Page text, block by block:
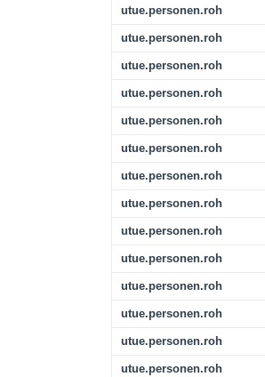
utue.personen.roh
utue.personen.roh
utue.personen.roh
utue.personen.roh
utue.personen.roh
utue.personen.roh
utue.personen.roh
utue.personen.roh
utue.personen.roh
utue.personen.roh
utue.personen.roh
utue.personen.roh
utue.personen.roh
utue.personen.roh